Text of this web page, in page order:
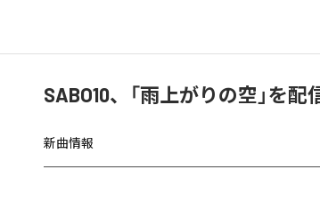
SABO10、「雨上がりの空」を配
新曲情報